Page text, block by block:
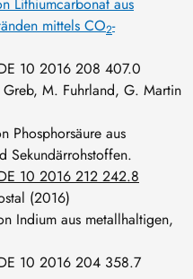
mittels CO2-
10 2016 208 407.0
M. Fuhrland, G. Martin
Phosphorsäure aus
Sekundärrohstoffen.
10 2016 212 242.8
(2016)
Indium aus metallhaltigen,
10 2016 204 358.7